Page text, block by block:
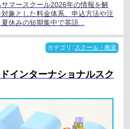
マースクール2026年の情報を解
象とした料金体系、申込方法や注
休みの短期集中で英語...
カテゴリ: スクール・教室
インターナショナルスク